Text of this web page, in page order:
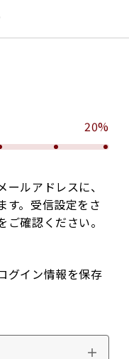
20%
ルアドレスに、
す。受信設定をさ
確認ください。
グイン情報を保存